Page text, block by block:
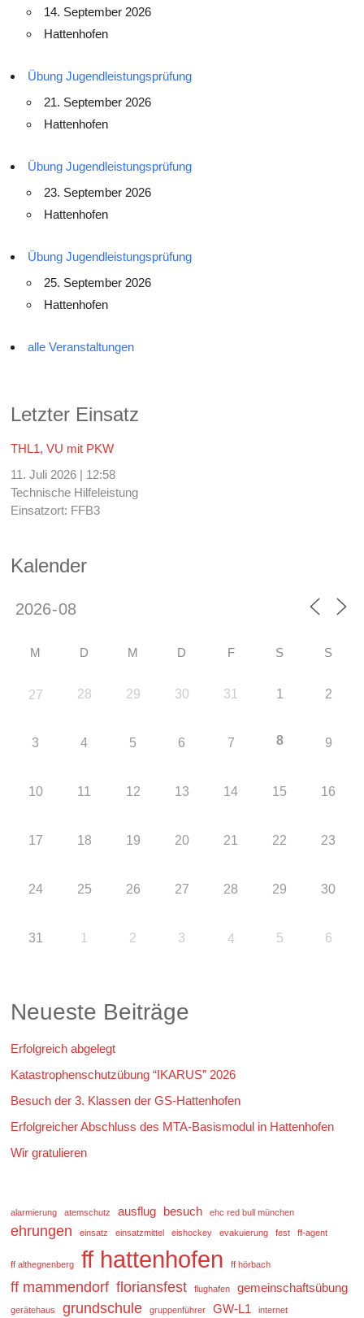
14. September 2026
Hattenhofen
Übung Jugendleistungsprüfung
21. September 2026
Hattenhofen
Übung Jugendleistungsprüfung
23. September 2026
Hattenhofen
Übung Jugendleistungsprüfung
25. September 2026
Hattenhofen
alle Veranstaltungen
Letzter Einsatz
THL1, VU mit PKW
11. Juli 2026 | 12:58
Technische Hilfeleistung
Einsatzort: FFB3
Kalender
M D M D F S S
27 28 29 30 31 1 2
3 4 5 6 7 8 9
10 11 12 13 14 15 16
17 18 19 20 21 22 23
24 25 26 27 28 29 30
31 1 2 3 4 5 6
Neueste Beiträge
Erfolgreich abgelegt
Katastrophenschutzübung “IKARUS” 2026
Besuch der 3. Klassen der GS-Hattenhofen
Erfolgreicher Abschluss des MTA-Basismodul in Hattenhofen
Wir gratulieren
alarmierung atemschutz ausflug besuch ehc red bull münchen
ehrungen einsatz einsatzmittel eishockey evakuierung fest ff-agent
ff althegnenberg ff hattenhofen ff hörbach
ff mammendorf floriansfest flughafen gemeinschaftsübung
gerätehaus grundschule gruppenführer GW-L1 internet